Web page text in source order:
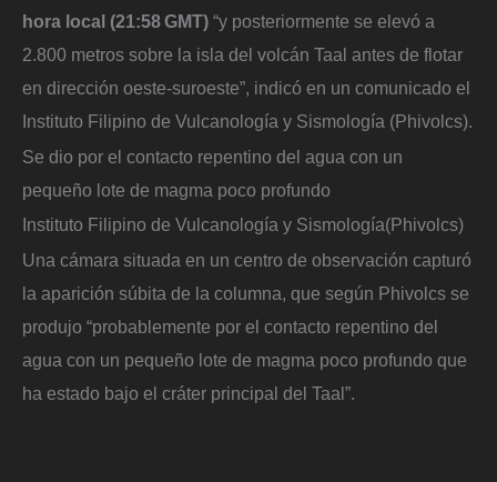
hora local (21:58 GMT) “y posteriormente se elevó a
2.800 metros sobre la isla del volcán Taal antes de flotar
en dirección oeste-suroeste”, indicó en un comunicado el
Instituto Filipino de Vulcanología y Sismología (Phivolcs).
Se dio por el contacto repentino del agua con un
pequeño lote de magma poco profundo
Instituto Filipino de Vulcanología y Sismología(Phivolcs)
Una cámara situada en un centro de observación capturó
la aparición súbita de la columna, que según Phivolcs se
produjo “probablemente por el contacto repentino del
agua con un pequeño lote de magma poco profundo que
ha estado bajo el cráter principal del Taal”.